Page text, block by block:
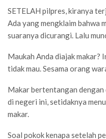
SETELAH pilpres, kiranya
Ada yang mengklaim bahwa
suaranya dicurangi. Lalu
Maukah Anda diajak makar?
tidak mau. Sesama orang
Makar bertentangan
di negeri ini, setidaknya
makar.
Soal pokok kenapa setelah